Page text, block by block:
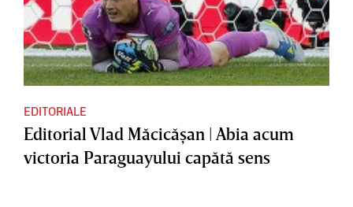
EDITORIALE
Editorial Vlad Măcicăşan | Abia acum
victoria Paraguayului capătă sens